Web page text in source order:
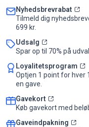
Nyhedsbrevrabat
Tilmeld dig
699 kr.
Udsalg
Spar op til 70% på
Loyalitetsprogram
Optjen 1 point for hver
en gave.
Gavekort
Køb gavekort med
Gaveindpakning